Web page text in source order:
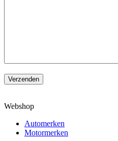
Verzenden
Webshop
Automerken
Motormerken